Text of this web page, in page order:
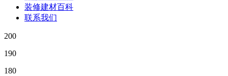
装修建材百科
联系我们
200
190
180